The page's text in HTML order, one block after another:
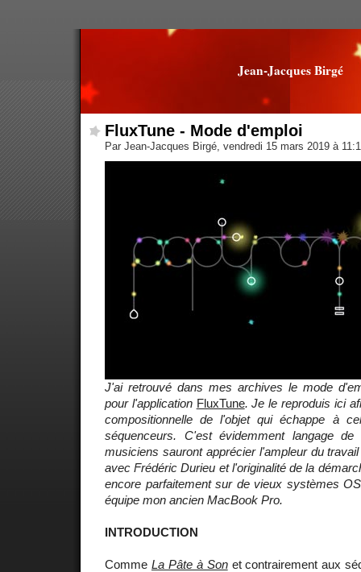
Jean-Jacques Birgé
FluxTune - Mode d'emploi
Par Jean-Jacques Birgé, vendredi 15 mars 2019 à
J'ai retrouvé dans mes archives le mode
pour l'application FluxTune. Je le reproduis ici
compositionnelle de l'objet qui échappe à
séquenceurs. C'est évidemment langage
musiciens sauront apprécier l'ampleur du
avec Frédéric Durieu et l'originalité de la
encore parfaitement sur de vieux systèmes
équipe mon ancien MacBook Pro.
INTRODUCTION
Comme La Pâte à Sonet contrairement aux